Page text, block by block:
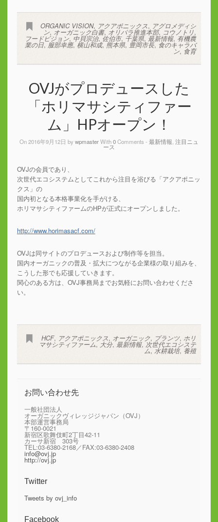
ORGANIC VISION, アクアポニックス, アグロメディシ
ン, オーガニック白書, オリパラ推進本部, コウノトリ,
フードビジョン, 中貝宗治,佐伯市, 千葉県, 最新情報, 有機農
業の日, 服部幸應,横山和成, 熊本県,豊岡市長,食のキャラバ
ン, 食育
OVJがプロデュースした
「ホリマサシティファー
ム」HPオープン！
On 2016年9月12日 bywpmasterWith0Comments - 最新情報, 注目ニュ
ース
OVJの会員であり、
次世代エコシステムとしてこれから注目を浴びる「アクアポニッ
クス」の
国内初となる本格事業化を手がける、
ホリマサシティファームのHPが正式にオープンしました。
http://www.horimasacf.com/
OVJは同サイトのプロデュースおよび制作等を担当。
国内オーガニックの普及・拡大につながる企業様の取り組みを、
こうした形でも応援していきます。
関心のある方は、OVJ事務局までお気軽にお問い合わせくださ
い。
HCF, アクアポニックス, オーガニック, プランツ, ホリ
マサシティファーム, 大分,最新情報,次世代エコシステ
ム,水耕栽培, 養殖
お問い合わせ先
一般社団法人
オーガニックヴィレッジジャパン（OVJ）
本部運営事務局
〒160-0021
新宿区歌舞伎町2丁目42-11
カーサ新宿 303号
TEL:03-6380-2168／FAX:03-6380-2408
info@ovj.jp
http://ovj.jp
Twitter
Tweets by ovj_info
Facebook